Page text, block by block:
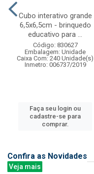
Cubo interativo grande
6,5x6,5cm - brinquedo
educativo para ...
Código: 830627
Embalagem: Unidade
Caixa Com: 240 Unidade(s)
Inmetro: 006737/2019
Faça seu login ou
cadastre-se para
comprar.
Confira as Novidades
Veja mais